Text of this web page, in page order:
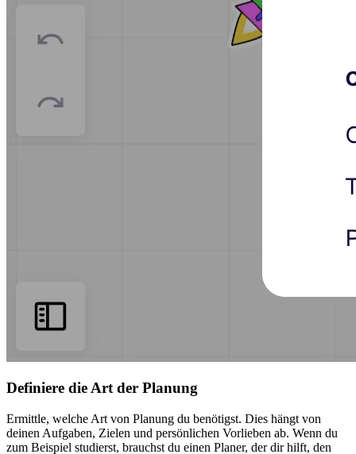
Definiere die Art der Planung
Ermittle, welche Art von Planung du benötigst. Dies hängt von
deinen Aufgaben, Zielen und persönlichen Vorlieben ab. Wenn du
zum Beispiel studierst, brauchst du einen Planer, der dir hilft, den